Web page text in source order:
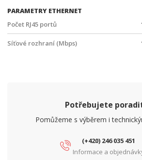
PARAMETRY ETHERNET
Počet RJ45 portů
Síťové rozhraní (Mbps)
Potřebujete
Pomůžeme s výběrem i
(+420) 246 035 451
Informace a